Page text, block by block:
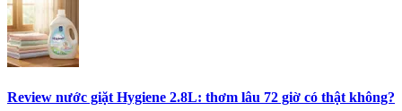
Review nước giặt Hygiene 2.8L: thơm lâu 72 giờ có thật không?